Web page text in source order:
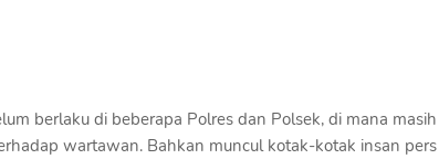
berlaku di beberapa Polres dan Polsek, di mana masih
wartawan. Bahkan muncul kotak-kotak insan pers